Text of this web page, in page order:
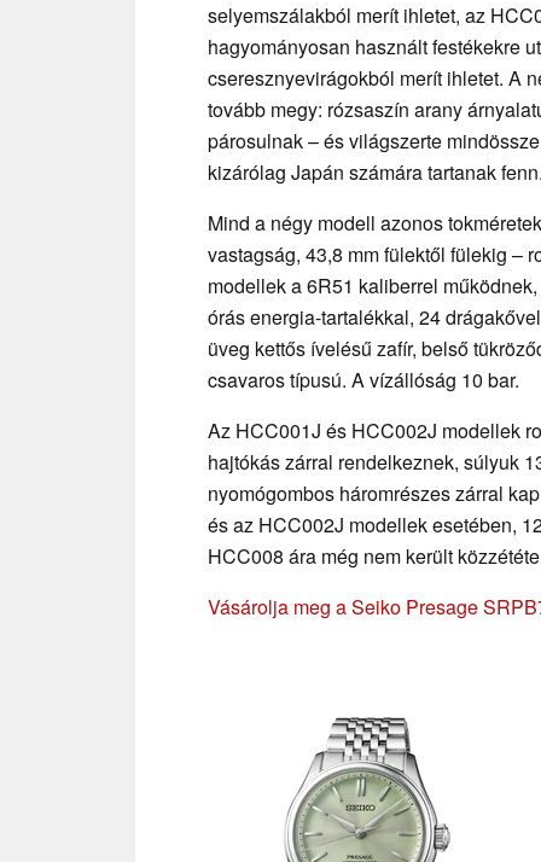
selyemszálakból merít ihletet, az
hagyományosan használt festékekre
cseresznyevirágokból merít ihletet. A
tovább megy: rózsaszín arany
párosulnak – és világszerte
kizárólag Japán számára tartanak
Mind a négy modell azonos
vastagság, 43,8 mm fülektől fülekig –
modellek a 6R51 kaliberrel
órás energia-tartalékkal, 24
üveg kettős ívelésű zafír, belső
csavaros típusú. A vízállóság 10 bar.
Az HCC001J és HCC002J modellek
hajtókás zárral rendelkeznek, súlyuk
nyomógombos háromrészes zárral
és az HCC002J modellek esetében,
HCC008 ára még nem került
Vásárolja meg a Seiko Presage